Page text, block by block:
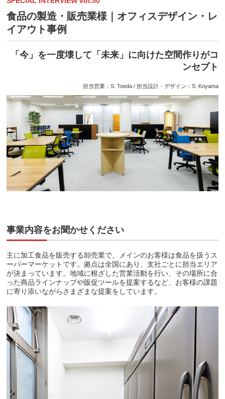
食品の製造・販売業様｜オフィスデザイン・レ
イアウト事例
「今」を一度壊して「未来」に向けた空間作りがコ
ンセプト
担当営業：S. Toeda / 担当設計・デザイン：S. Koyama
事業内容をお聞かせください
主に加工食品を販売する卸売業で、メインのお客様は食品を扱うス
ーパーマーケットです。拠点は全国にあり、支社ごとに担当エリア
が決まっています。地域に根ざした営業活動を行い、その場所に合
った商品ラインナップや販促ツールを提案するなど、お客様の課題
に寄り添いながらさまざまな提案をしています。